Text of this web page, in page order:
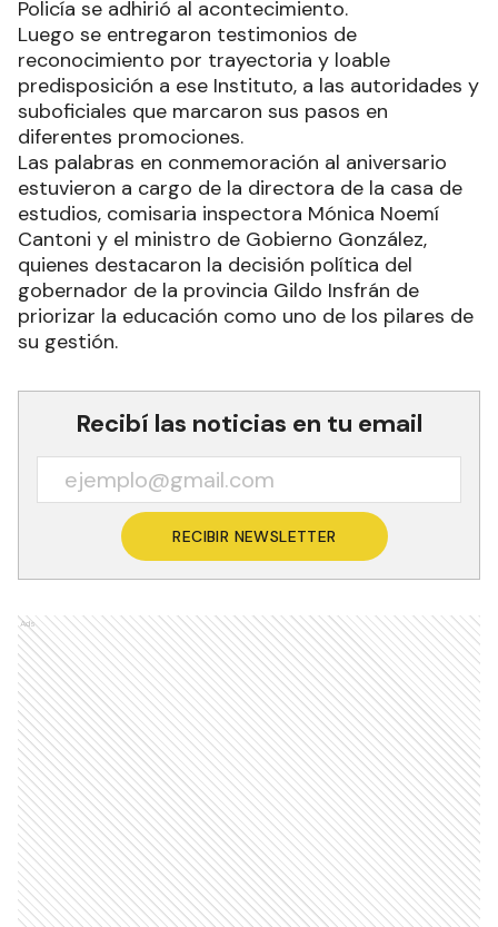
Policía se adhirió al acontecimiento.
Luego se entregaron testimonios de
reconocimiento por trayectoria y loable
predisposición a ese Instituto, a las autoridades y
suboficiales que marcaron sus pasos en
diferentes promociones.
Las palabras en conmemoración al aniversario
estuvieron a cargo de la directora de la casa de
estudios, comisaria inspectora Mónica Noemí
Cantoni y el ministro de Gobierno González,
quienes destacaron la decisión política del
gobernador de la provincia Gildo Insfrán de
priorizar la educación como uno de los pilares de
su gestión.
Recibí las noticias en tu email
RECIBIR NEWSLETTER
Ads